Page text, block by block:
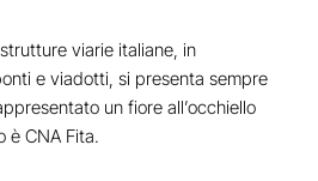
viarie italiane, in
e viadotti, si presenta sempre
un fiore all’occhiello
è CNA Fita.